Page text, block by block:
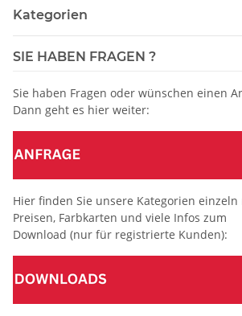
Kategorien
SIE HABEN FRAGEN ?
Sie haben Fragen oder wünschen einen
Dann geht es hier weiter:
Hier finden Sie unsere Kategorien einzeln
Preisen, Farbkarten und viele Infos zum
Download (nur für registrierte Kunden):